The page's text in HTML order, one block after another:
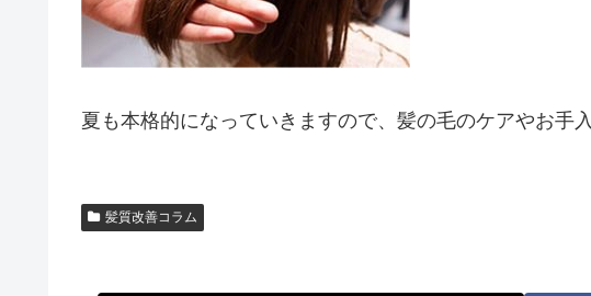
夏も本格的になっていきますので、髪の毛のケアやお手
髪質改善コラム